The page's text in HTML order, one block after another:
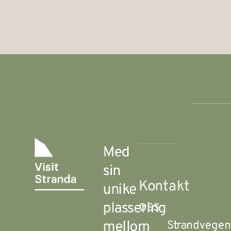
Med
sin
unike
plassering
mellom
Kontakt
oss
Strandvegen